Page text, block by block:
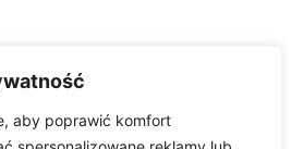
aby poprawić komfort
Z O.O.